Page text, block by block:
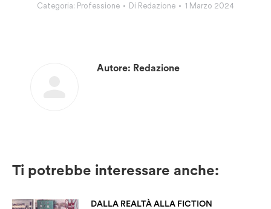
Categoria: Professione Di Redazione 1 Marzo 2024
Autore: Redazione
Ti potrebbe interessare anche:
DALLA REALTÀ ALLA FICTION